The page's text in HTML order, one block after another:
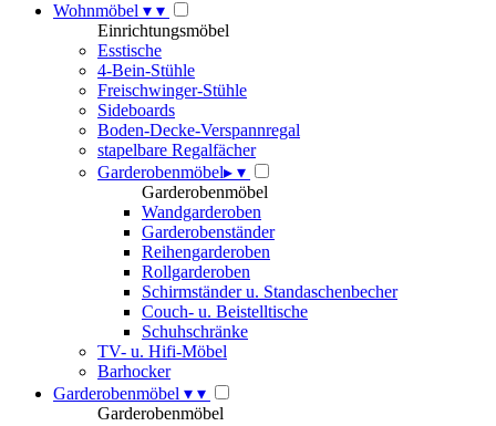
Wohnmöbel ▾ ▾
Einrichtungsmöbel
Esstische
4-Bein-Stühle
Freischwinger-Stühle
Sideboards
Boden-Decke-Verspannregal
stapelbare Regalfächer
Garderobenmöbel▸ ▾
Garderobenmöbel
Wandgarderoben
Garderobenständer
Reihengarderoben
Rollgarderoben
Schirmständer u. Standaschenbecher
Couch- u. Beistelltische
Schuhschränke
TV- u. Hifi-Möbel
Barhocker
Garderobenmöbel ▾ ▾
Garderobenmöbel